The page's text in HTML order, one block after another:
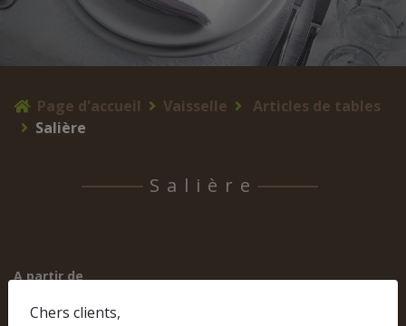
Chers clients,
Page d'accueil Vaisselle
Articles de tables
Salière
Salière
A partir de